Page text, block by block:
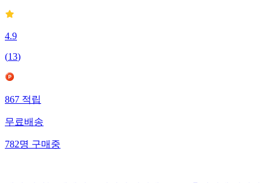
4.9
(13)
867적립
무료배송
782명구매중